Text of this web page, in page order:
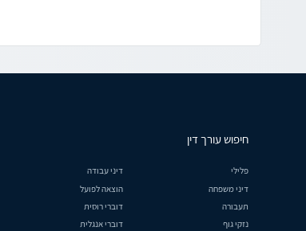
חיפוש עורך דין
פלילי
דיני עבודה
דיני משפחה
הוצאה לפועל
תעבורה
דוברי רוסית
נזקי גוף
דוברי אנגלית